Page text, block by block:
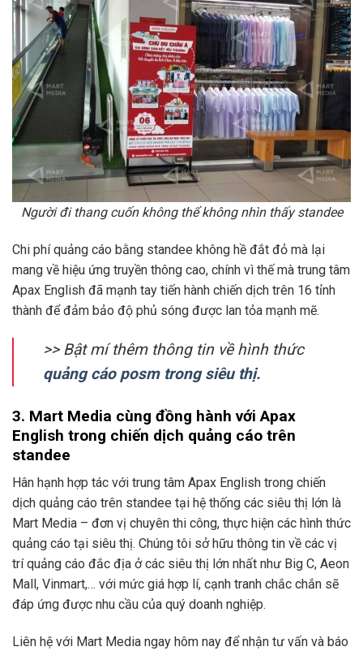
Người đi thang cuốn không thể không nhìn thấy standee
Chi phí quảng cáo bằng standee không hề đắt đỏ mà lại
mang về hiệu ứng truyền thông cao, chính vì thế mà trung tâm
Apax English đã mạnh tay tiến hành chiến dịch trên 16 tỉnh
thành để đảm bảo độ phủ sóng được lan tỏa mạnh mẽ.
>> Bật mí thêm thông tin về hình thức
quảng cáo posm trong siêu thị.
3. Mart Media cùng đồng hành với Apax
English trong chiến dịch quảng cáo trên
standee
Hân hạnh hợp tác với trung tâm Apax English trong chiến
dịch quảng cáo trên standee tại hệ thống các siêu thị lớn là
Mart Media – đơn vị chuyên thi công, thực hiện các hình thức
quảng cáo tại siêu thị. Chúng tôi sở hữu thông tin về các vị
trí quảng cáo đắc địa ở các siêu thị lớn nhất như Big C, Aeon
Mall, Vinmart,… với mức giá hợp lí, cạnh tranh chắc chắn sẽ
đáp ứng được nhu cầu của quý doanh nghiệp.
Liên hệ với Mart Media ngay hôm nay để nhận tư vấn và báo